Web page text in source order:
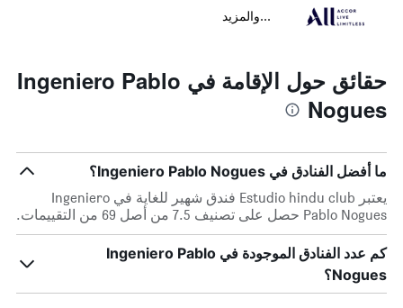
...والمزيد
حقائق حول الإقامة في Ingeniero Pablo
Nogues
ما أفضل الفنادق في Ingeniero Pablo Nogues؟
يعتبر Estudio hindu club فندق شهير للغاية في Ingeniero
Pablo Nogues حصل على تصنيف 7.5 من أصل 69 من التقييمات.
كم عدد الفنادق الموجودة في Ingeniero Pablo
Nogues؟